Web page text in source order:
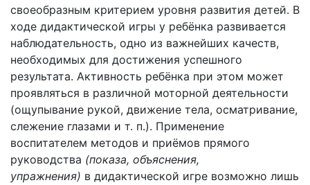
своеобразным критерием уровня развития детей. В
ходе дидактической игры у ребёнка развивается
наблюдательность, одно из важнейших качеств,
необходимых для достижения успешного
результата. Активность ребёнка при этом может
проявляться в различной моторной деятельности
(ощупывание рукой, движение тела, осматривание,
слежение глазами и т. п.). Применение
воспитателем методов и приёмов прямого
руководства (показа, объяснения,
упражнения) в дидактической игре возможно лишь